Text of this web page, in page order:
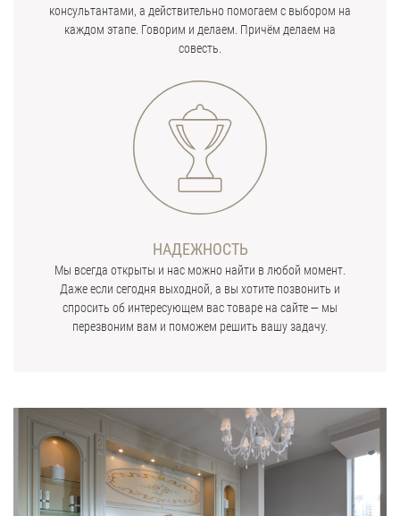
консультантами, а действительно помогаем с выбором на
каждом этапе. Говорим и делаем. Причём делаем на
совесть.
НАДЕЖНОСТЬ
Мы всегда открыты и нас можно найти в любой момент.
Даже если сегодня выходной, а вы хотите позвонить и
спросить об интересующем вас товаре на сайте — мы
перезвоним вам и поможем решить вашу задачу.